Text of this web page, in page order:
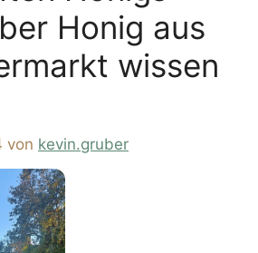
Honig aus
wissen
von kevin.gruber